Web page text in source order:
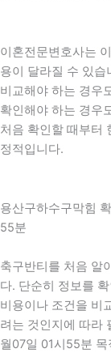
이혼전문변호사는
용이 달라질 수 있
비교해야 하는 경우
확인해야 하는 경우
처음 확인할 때부터
정적입니다.
용산구하수구막힘
55분
축구반티를 처음 알
다. 단순히 정보를
비용이나 조건을 비
려는 것인지에 따라
월07일 01시55분